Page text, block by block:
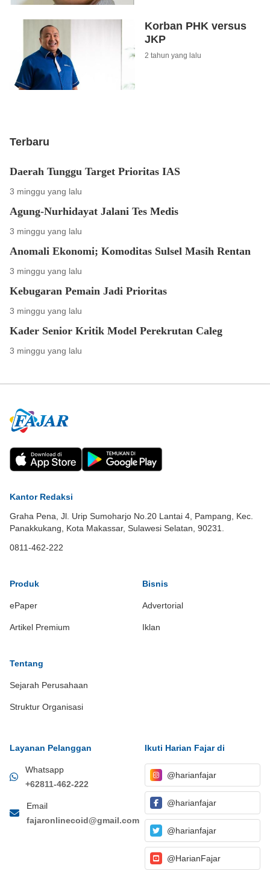
Korban PHK versus
JKP
2 tahun yang lalu
Terbaru
Daerah Tunggu Target Prioritas IAS
3 minggu yang lalu
Agung-Nurhidayat Jalani Tes Medis
3 minggu yang lalu
Anomali Ekonomi; Komoditas Sulsel Masih Rentan
3 minggu yang lalu
Kebugaran Pemain Jadi Prioritas
3 minggu yang lalu
Kader Senior Kritik Model Perekrutan Caleg
3 minggu yang lalu
Kantor Redaksi
Graha Pena, Jl. Urip Sumoharjo No.20 Lantai 4, Pampang, Kec.
Panakkukang, Kota Makassar, Sulawesi Selatan, 90231.
0811-462-222
Produk
ePaper
Artikel Premium
Bisnis
Advertorial
Iklan
Tentang
Sejarah Perusahaan
Struktur Organisasi
Layanan Pelanggan
Whatsapp
+62811-462-222
Email
fajaronlinecoid@gmail.com
Ikuti Harian Fajar di
@harianfajar
@harianfajar
@harianfajar
@HarianFajar